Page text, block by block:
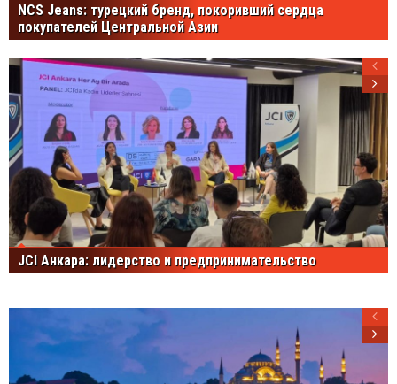
NCS Jeans: турецкий бренд, покоривший сердца
покупателей Центральной Азии
JCI Анкара: лидерство и предпринимательство